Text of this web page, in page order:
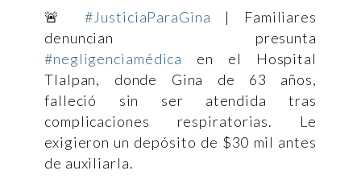
🚨#JusticiaParaGina | Familiares
denuncian presunta
#negligenciamédica
en el Hospital
Tlalpan, donde Gina de 63 años,
falleció sin ser atendida tras
complicaciones respiratorias. Le
exigieron un depósito de $30 mil antes
de auxiliarla.